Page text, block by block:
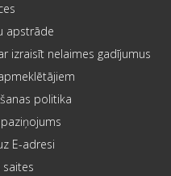
apstrāde
izraisīt nelaimes gadījumus
politika
E-adresi
saites